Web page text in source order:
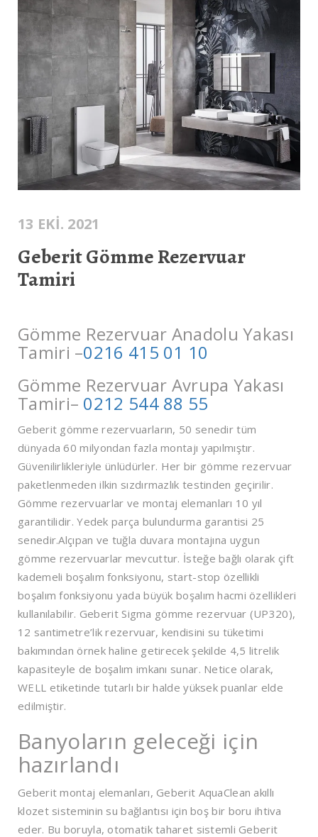
13 EKI. 2021
Geberit Gömme Rezervuar
Tamiri
Gömme Rezervuar Anadolu Yakası
Tamiri –0216 415 01 10
Gömme Rezervuar Avrupa Yakası
Tamiri– 0212 544 88 55
Geberit gömme rezervuarların, 50 senedir tüm
dünyada 60 milyondan fazla montajı yapılmıştır.
Güvenilirlikleriyle ünlüdürler. Her bir gömme rezervuar
paketlenmeden ilkin sızdırmazlık testinden geçirilir.
Gömme rezervuarlar ve montaj elemanları 10 yıl
garantilidir. Yedek parça bulundurma garantisi 25
senedir.Alçıpan ve tuğla duvara montajına uygun
gömme rezervuarlar mevcuttur. İsteğe bağlı olarak çift
kademeli boşalım fonksiyonu, start-stop özellikli
boşalım fonksiyonu yada büyük boşalım hacmi özellikleri
kullanılabilir. Geberit Sigma gömme rezervuar (UP320),
12 santimetre’lik rezervuar, kendisini su tüketimi
bakımından örnek haline getirecek şekilde 4,5 litrelik
kapasiteyle de boşalım imkanı sunar. Netice olarak,
WELL etiketinde tutarlı bir halde yüksek puanlar elde
edilmiştir.
Banyoların geleceği için
hazırlandı
Geberit montaj elemanları, Geberit AquaClean akıllı
klozet sisteminin su bağlantısı için boş bir boru ihtiva
eder. Bu boruyla, otomatik taharet sistemli Geberit